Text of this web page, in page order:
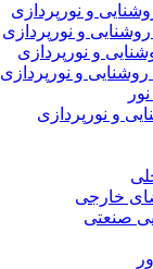
و نورپردازی
روشنایی و نورپردازی
و نورپردازی
روشنایی و نورپردازی
و نورپردازی
خارجی
صنعتی